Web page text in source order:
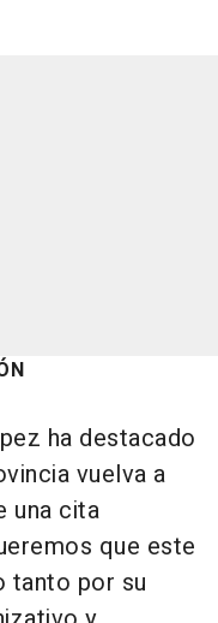
ha destacado
vuelva a
una cita
que este
tanto por su